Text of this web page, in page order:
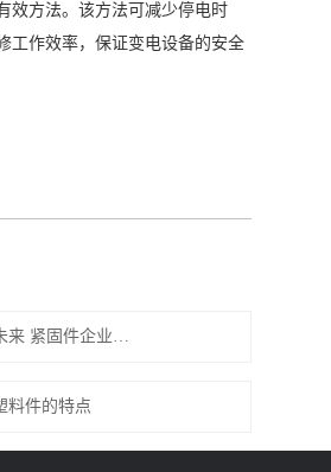
效方法。该方法可减少停电时
工作效率，保证变电设备的安全
放眼未来 紧固件企业练好内功应对市场变化
料件的特点